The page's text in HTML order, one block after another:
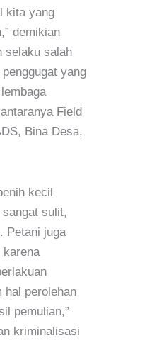
kita yang
demikian
selaku salah
yang
Field
Bina Desa,
kecil
sulit,
Petani juga
karena
hal perolehan
pemulian,”
kriminalisasi